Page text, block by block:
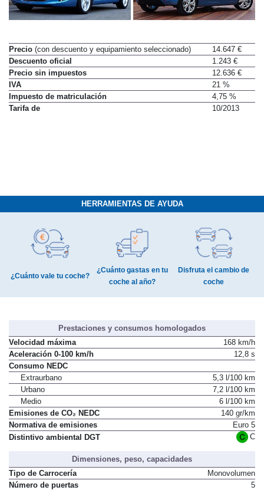
Precio (con descuento y equipamiento seleccionado)
14.647 €
Descuento oficial
1.243 €
Precio sin impuestos
12.636 €
IVA
21 %
Impuesto de matriculación
4,75 %
Tarifa de
10/2013
HERRAMIENTAS DE AYUDA
¿Cuánto vale tu coche?
¿Cuánto gastas en tu
coche al año?
Disfruta el cambio de
coche
Prestaciones y consumos homologados
Velocidad máxima
168 km/h
Aceleración 0-100 km/h
12,8 s
Consumo NEDC
Extraurbano
5,3 l/100 km
Urbano
7,2 l/100 km
Medio
6 l/100 km
Emisiones de CO₂ NEDC
140 gr/km
Normativa de emisiones
Euro 5
Distintivo ambiental DGT
C
Dimensiones, peso, capacidades
Tipo de Carrocería
Monovolumen
Número de puertas
5